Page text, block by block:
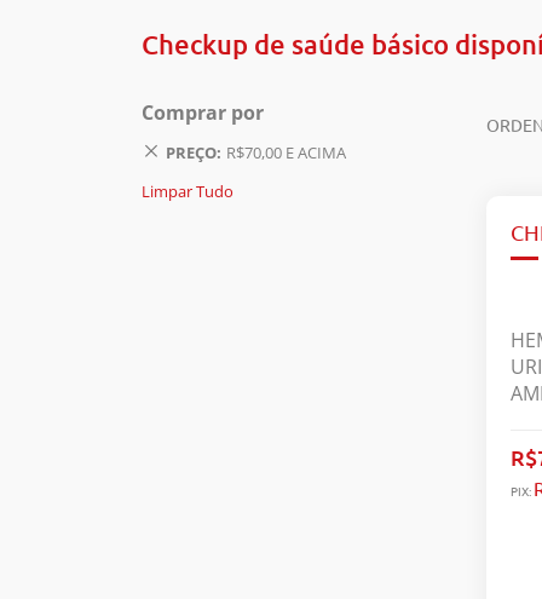
Checkup de saúde básico
PIX:
Comprar por
PREÇO R$70,00 E ACIMA
Limpar Tudo